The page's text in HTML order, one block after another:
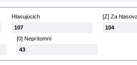
Hlasujúcich
107
[Z] Za
104
[0] Neprítomní
43